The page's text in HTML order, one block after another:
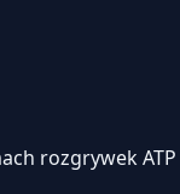
rozgrywek